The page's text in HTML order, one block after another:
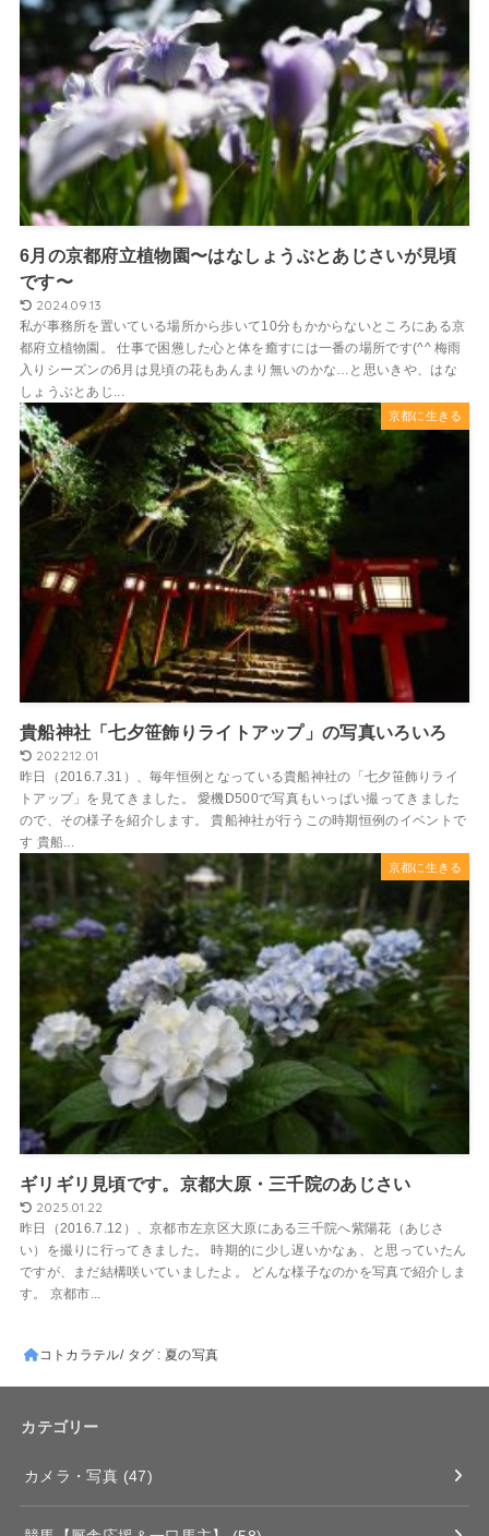
6月の京都府立植物園〜はなしょうぶとあじさいが見頃
です〜
2024.09.13
私が事務所を置いている場所から歩いて10分もかからないところにある京
都府立植物園。 仕事で困憊した心と体を癒すには一番の場所です(^^ 梅雨
入りシーズンの6月は見頃の花もあんまり無いのかな…と思いきや、はな
しょうぶとあじ...
京都に生きる
貴船神社「七夕笹飾りライトアップ」の写真いろいろ
2022.12.01
昨日（2016.7.31）、毎年恒例となっている貴船神社の「七夕笹飾りライ
トアップ」を見てきました。 愛機D500で写真もいっぱい撮ってきました
ので、その様子を紹介します。 貴船神社が行うこの時期恒例のイベントで
す 貴船...
京都に生きる
ギリギリ見頃です。京都大原・三千院のあじさい
2025.01.22
昨日（2016.7.12）、京都市左京区大原にある三千院へ紫陽花（あじさ
い）を撮りに行ってきました。 時期的に少し遅いかなぁ、と思っていたん
ですが、まだ結構咲いていましたよ。 どんな様子なのかを写真で紹介しま
す。 京都市...
コトカラテル タグ : 夏の写真
カテゴリー
カメラ・写真 (47)